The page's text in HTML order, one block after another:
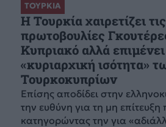
ΤΟΥΡΚΙΑ
Η Τουρκία χαιρετίζει τις
πρωτοβουλίες
Κυπριακό αλλά
«κυριαρχική ισότητα»
Τουρκοκυπρίων
Επίσης αποδίδει στην
την ευθύνη για τη μη
κατηγορώντας την για